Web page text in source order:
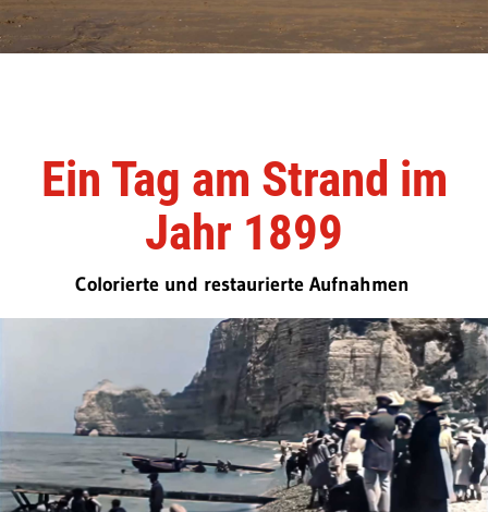
Ein Tag am Strand im
Jahr 1899
Colorierte und restaurierte Aufnahmen